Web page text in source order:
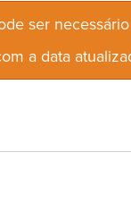
ser
a data